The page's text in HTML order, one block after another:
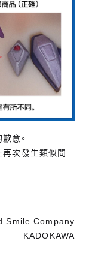
意。
再次發生類似問
Smile Company
KADOKAWA